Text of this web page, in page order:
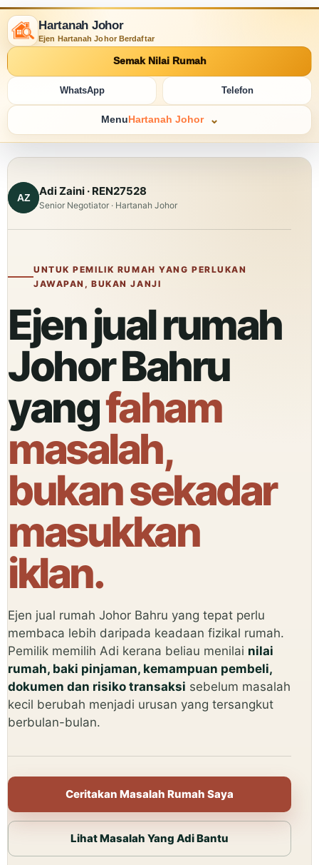
Hartanah Johor
Ejen Hartanah Johor Berdaftar
Semak Nilai Rumah
WhatsApp Telefon
Menu Hartanah Johor
Adi Zaini · REN27528
Senior Negotiator · Hartanah Johor
UNTUK PEMILIK RUMAH YANG PERLUKAN
JAWAPAN, BUKAN JANJI
Ejen jual rumah
Johor Bahru
yangfaham
masalah,
bukan sekadar
masukkan
iklan.
Ejen jual rumah Johor Bahru yang tepat perlu
membaca lebih daripada keadaan fizikal rumah.
Pemilik memilih Adi kerana beliau menilai nilai
rumah, baki pinjaman, kemampuan pembeli,
dokumen dan risiko transaksi sebelum masalah
kecil berubah menjadi urusan yang tersangkut
berbulan-bulan.
Ceritakan Masalah Rumah Saya
Lihat Masalah Yang Adi Bantu